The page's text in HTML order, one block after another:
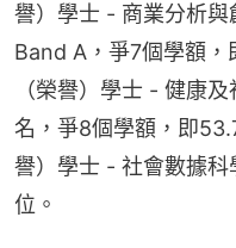
譽）學士 - 商業分析
Band A，爭7個學額，
（榮譽）學士 - 健康
名，爭8個學額，即
譽）學士 - 社會數據
位。